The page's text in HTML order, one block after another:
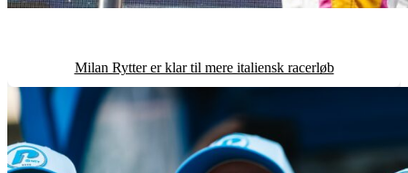
Milan Rytter er klar til mere italiensk racerløb